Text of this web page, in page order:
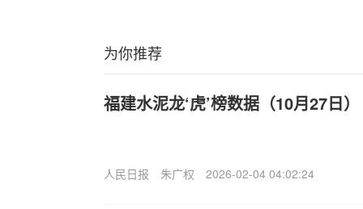
为你推荐
福建水泥龙‘虎’榜数据（10月27日）
人民日报 朱广权 2026-02-04 04:02:24